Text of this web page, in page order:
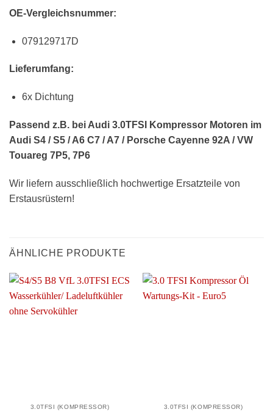
OE-Vergleichsnummer:
079129717D
Lieferumfang:
6x Dichtung
Passend z.B. bei Audi 3.0TFSI Kompressor Motoren im
Audi S4 / S5 / A6 C7 / A7 / Porsche Cayenne 92A / VW
Touareg 7P5, 7P6
Wir liefern ausschließlich hochwertige Ersatzteile von
Erstausrüstern!
ÄHNLICHE PRODUKTE
3.0TFSI (KOMPRESSOR) 3.0TFSI (KOMPRESSOR)